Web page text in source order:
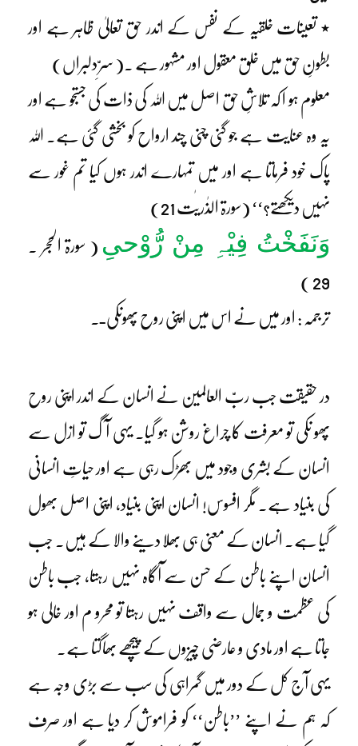
٭ تعینات خلقیہ کے نفس کے اندر حق تعالیٰ ظاہر ہے اور
بطونِ حق میں خلق معقول اور مشہور ہے ۔( سرِّ دلبراں)
معلوم ہو ا کہ تلاشِ حق اصل میں اللہ کی ذات کی جستجو ہے اور
یہ وہ عنایت ہے جو گنی چنی چند ارواح کو بخشی گئی ہے۔ اللہ
پاک خود فرماتا ہے اور میں تمہارے اندر ہوں کیا تم غور سے
نہیں دیکھتے؟‘‘ (سورۃ الذٰریٰت 21)
وَنَفَخْتُ فِیْہِ مِنْ رُّوْحیِ ( سورۃ الحجر ۔
29 )
ترجمہ : اور میں نے اس میں اپنی روح پھونکی ـ۔
در حقیقت جب ربّ العالمین نے انسان کے اندر اپنی روح
پھو نکی تو معرفت کا چراغ روشن ہو گیا۔ یہی آگ تو ازل سے
انسان کے بشری وجود میں بھڑک رہی ہے اور حیاتِ انسانی
کی بنیاد ہے۔ مگر افسوس! انسان اپنی بنیاد، اپنی اصل بھول
گیا ہے۔ انسان کے معنی ہی بھلا دینے والا کے ہیں۔ جب
انسان اپنے باطن کے حسن سے آگاہ نہیں رہتا، جب باطن
کی عظمت و جمال سے واقف نہیں رہتا تو محرو م اور خالی ہو
جاتا ہے اور مادی و عارضی چیزوں کے پیچھے بھاگتا ہے۔
یہی آج کل کے دور میں گمراہی کی سب سے بڑی وجہ ہے
کہ ہم نے اپنے ’’باطن‘‘ کو فراموش کر دیا ہے اور صرف